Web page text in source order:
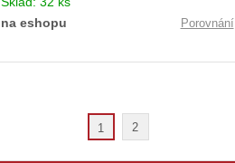
na eshopu
Porovnání
1 2